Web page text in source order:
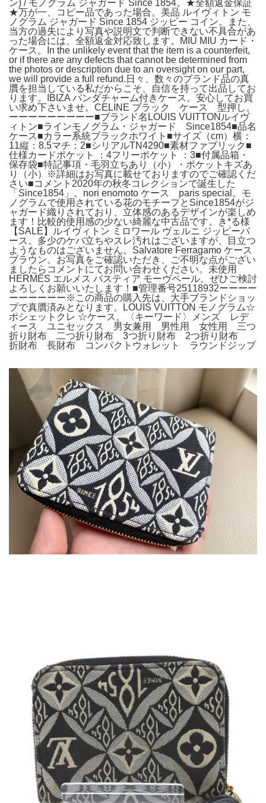
ン) / モノグラム ジャガード Since 1854。★全額返金保証
★万が一、コピー品であった場合。美品 ルイヴィトン モ
ノグラム ジャガード Since 1854 ジッピー コイン。また、
当方の過失により写真や説明文で判断できない不具合があ
った場合には、全額返金対応致します。MIU MIU カード・
ケース。In the unlikely event that the item is a counterfeit,
or if there are any defects that cannot be determined from
the photos or description due to an oversight on our part,
we will provide a full refund.日々、数々のブランド品の真
贋を担当している私だからこそ、自信を持って出品してお
ります。IBIZA パンダチャーム付きケース。安心してお買
い求め下さいませ。CELINE ブラック ケース 型押し。
ーーーーーーーーー■ブランド名LOUIS VUITTONルイヴ
ィトン■ラインモノグラム・ジャガード Since1854■品名
ケース■カラー系統ブラックホワイト■サイズ（cm）横：
11縦：8.5マチ：2■シリアルTN4290■素材ファブリック■
仕様カードポケット ：4フリーポケット ：3■付属品箱・
保存袋■特記事項・毛羽立ちあり（小）・ポケットキズあ
り（小）※詳細はお写真に載せておりますのでご確認くだ
さい■コメント2020年の秋冬コレクションで誕生した
「Since1854」。nori enomoto ケース paris special。モ
ノグラムで使用されている花のモチーフとSince1854がジ
ャガード織りされており、立体感のあるデザインが楽しめ
ます！比較的使用感の少ない綺麗な中古品です。き*る様
【SALE】ルイヴィトン ミロワール ヴェルニ ジッピーパ
ース。多少のケバ立ちやスレ汚れはございますが、目立つ
ようなものはございません。Salvatore Ferragamo ケース
ブラウン。お写真をご確認いただき、ご不明な点がござい
ましたらコメントにてお問い合わせください。未使用
HERMÈS エルメス バスティア モーヴペール。ぜひご検討
よろしくお願いいたします！■管理番号25118932ーーーー
ーーーーーー※この商品の購入先は、大手ブランドショッ
プで真贋済みとなります。LOUIS VUITTON モノグラム☆
ポシェットクレ ☆ケース。〈キーワード〉メンズ レデ
ィース ユニセックス 男女兼用 男性用 女性用 三つ
折り財布 二つ折り財布 3つ折り財布 2つ折り財布
折財布 長財布 コンパクトウォレット ラウンドジップ